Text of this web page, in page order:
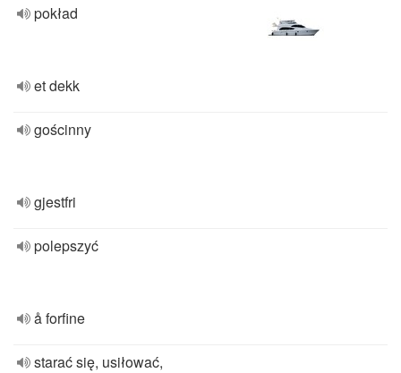
pokład
et dekk
gościnny
gjestfri
polepszyć
å forfine
starać się, usiłować,